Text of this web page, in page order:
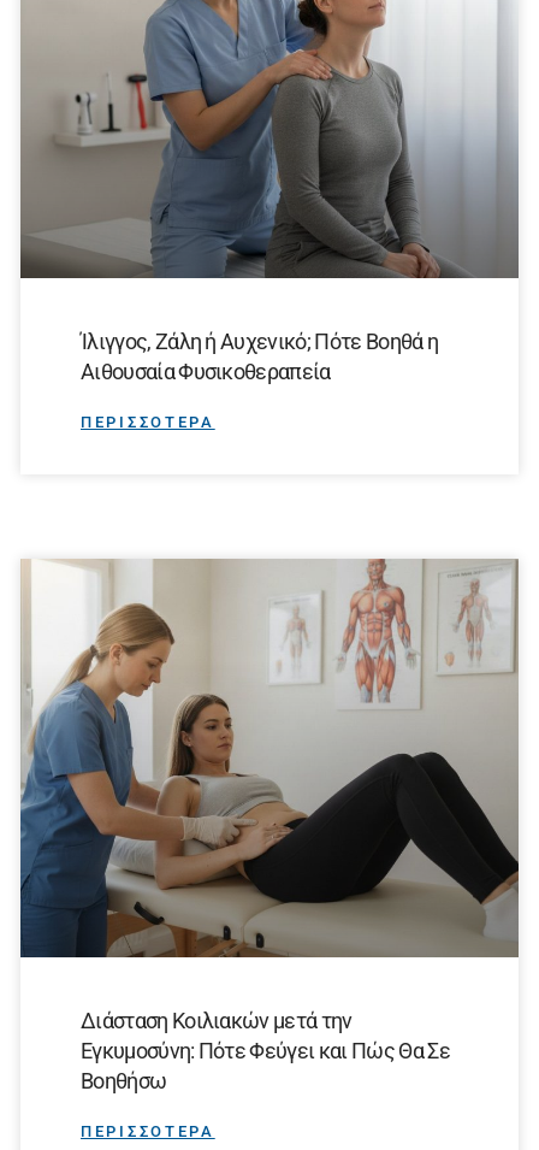
Ίλιγγος, Ζάλη ή Αυχενικό; Πότε Βοηθά η
Αιθουσαία Φυσικοθεραπεία
ΠΕΡΙΣΣΟΤΕΡΑ
Διάσταση Κοιλιακών μετά την
Εγκυμοσύνη: Πότε Φεύγει και Πώς Θα Σε
Βοηθήσω
ΠΕΡΙΣΣΟΤΕΡΑ